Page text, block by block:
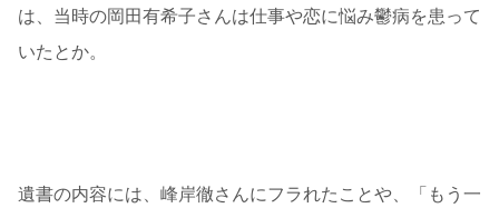
は、当時の岡田有希子さんは仕事や恋に悩み鬱病を患って
いたとか。
遺書の内容には、峰岸徹さんにフラれたことや、「もう一